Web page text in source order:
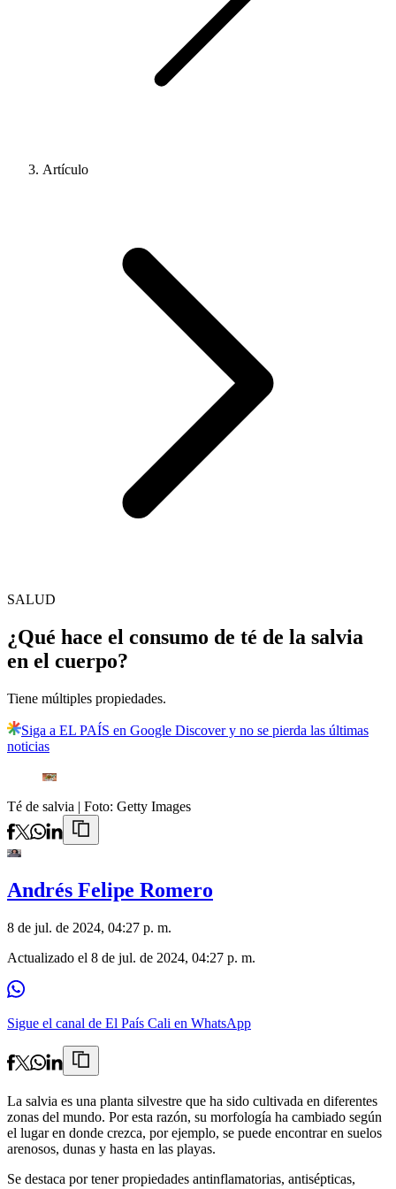
Artículo
SALUD
¿Qué hace el consumo de té de la salvia
en el cuerpo?
Tiene múltiples propiedades.
Siga a EL PAÍS en Google Discover y no se pierda las últimas
noticias
Té de salvia | Foto: Getty Images
Andrés Felipe Romero
8 de jul. de 2024, 04:27 p. m.
Actualizado el 8 de jul. de 2024, 04:27 p. m.
Sigue el canal de El País Cali en WhatsApp
La salvia es una planta silvestre que ha sido cultivada en diferentes
zonas del mundo. Por esta razón, su morfología ha cambiado según
el lugar en donde crezca, por ejemplo, se puede encontrar en suelos
arenosos, dunas y hasta en las playas.
Se destaca por tener propiedades antinflamatorias, antisépticas,